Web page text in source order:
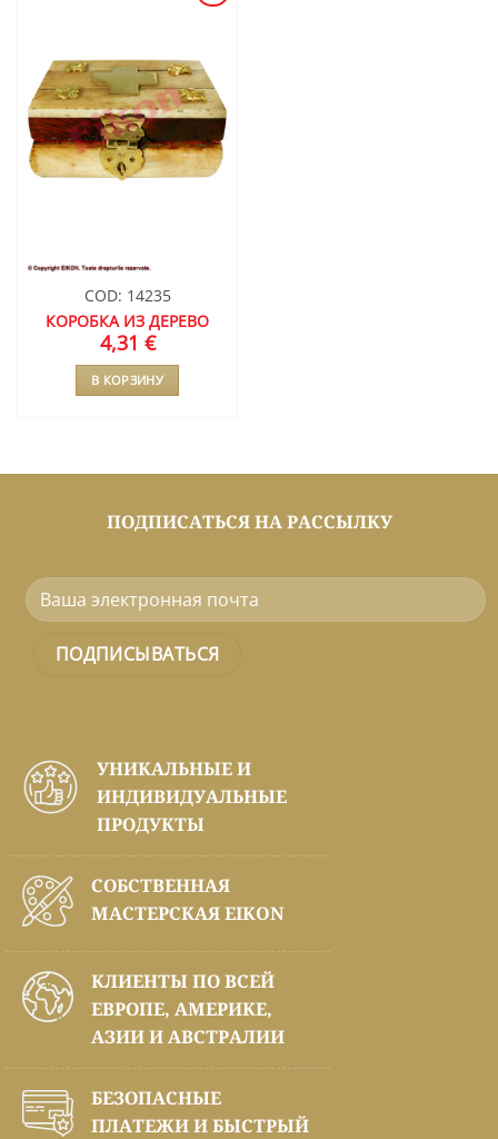
COD: 14235
КОРОБКА ИЗ ДЕРЕВО
4,31 €
В КОРЗИНУ
ПОДПИСАТЬСЯ НА РАССЫЛКУ
УНИКАЛЬНЫЕ И
ИНДИВИДУАЛЬНЫЕ
ПРОДУКТЫ
СОБСТВЕННАЯ
МАСТЕРСКАЯ EIKON
КЛИЕНТЫ ПО ВСЕЙ
ЕВРОПЕ, АМЕРИКЕ,
АЗИИ И АВСТРАЛИИ
БЕЗОПАСНЫЕ
ПЛАТЕЖИ И БЫСТРЫЙ